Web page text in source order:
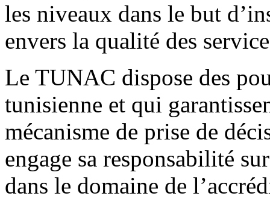
les niveaux dans le but
envers la qualité des
Le TUNAC dispose des
tunisienne et qui
mécanisme de prise de
engage sa responsabilité
dans le domaine de